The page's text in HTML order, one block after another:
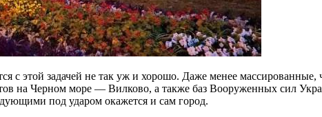
этой задачей не так уж и хорошо. Даже менее массированные,
на Черном море — Вилково, а также баз Вооруженных сил
под ударом окажется и сам город.